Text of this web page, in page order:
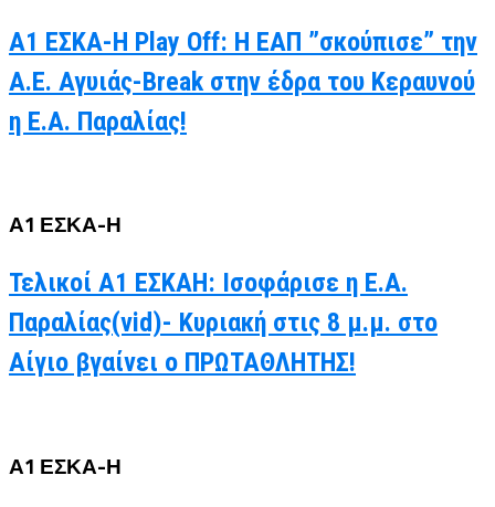
Α1 ΕΣΚΑ-Η Play Off: Η ΕΑΠ ”σκούπισε” την
Α.Ε. Αγυιάς-Break στην έδρα του Κεραυνού
η Ε.Α. Παραλίας!
Α1 ΕΣΚΑ-Η
Τελικοί Α1 ΕΣΚΑΗ: Ισοφάρισε η Ε.Α.
Παραλίας(vid)- Κυριακή στις 8 μ.μ. στο
Αίγιο βγαίνει ο ΠΡΩΤΑΘΛΗΤΗΣ!
Α1 ΕΣΚΑ-Η